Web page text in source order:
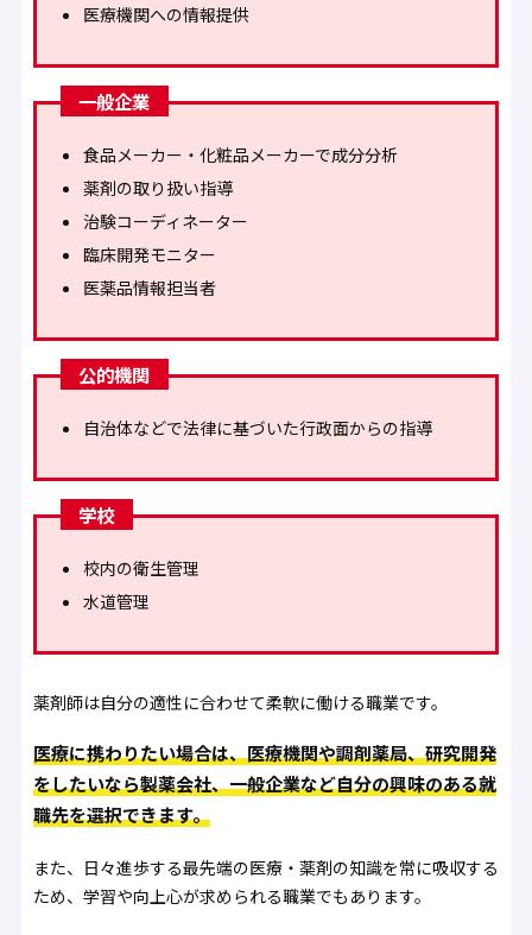
医療機関への情報提供
一般企業
食品メーカー・化粧品メーカーで成分分析
薬剤の取り扱い指導
治験コーディネーター
臨床開発モニター
医薬品情報担当者
公的機関
自治体などで法律に基づいた行政面からの指導
学校
校内の衛生管理
水道管理
薬剤師は自分の適性に合わせて柔軟に働ける職業です。
医療に携わりたい場合は、医療機関や調剤薬局、研究開発
をしたいなら製薬会社、一般企業など自分の興味のある就
職先を選択できます。
また、日々進歩する最先端の医療・薬剤の知識を常に吸収する
ため、学習や向上心が求められる職業でもあります。